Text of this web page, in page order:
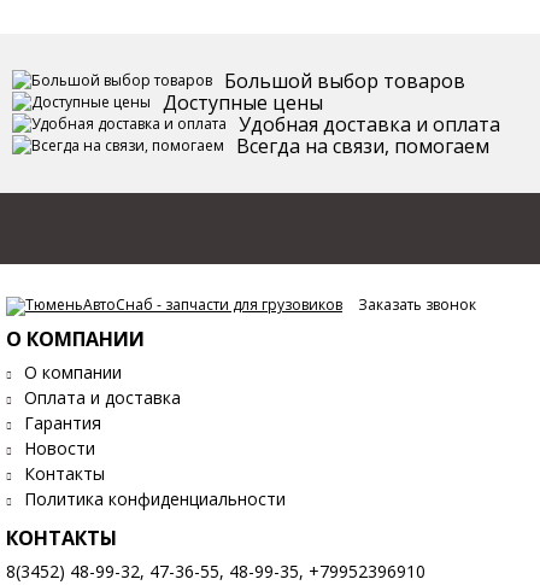
Большой выбор товаров
Доступные цены
Удобная доставка и оплата
Всегда на связи, помогаем
Заказать звонок
О КОМПАНИИ
О компании
Оплата и доставка
Гарантия
Новости
Контакты
Политика конфиденциальности
КОНТАКТЫ
8(3452) 48-99-32, 47-36-55, 48-99-35, +79952396910